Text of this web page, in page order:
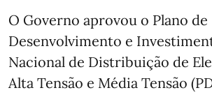
O Governo aprovou o Plano de
Desenvolvimento e
Nacional de Distribuição de
Alta Tensão e Média Tensão